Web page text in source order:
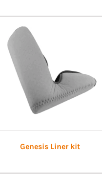
Genesis Liner kit